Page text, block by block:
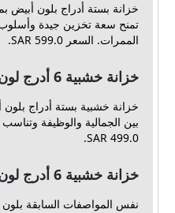
تمنح سعة تخزين جيدة
الممرات. السعر 599.0 SAR.
خزانة خشبية 6 أدرج لون أبيض 140×72 سم
بين الجمالية والوظيفة
499.0 SAR.
خزانة خشبية 6 أدرج لون خشبي 140×72 سم
نفس المواصفات السابقة